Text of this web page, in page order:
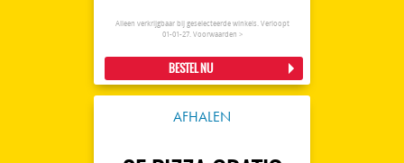
Alleen verkrijgbaar bij geselecteerde winkels. Verloopt
01-01-27. Voorwaarden >
BESTEL NU
AFHALEN